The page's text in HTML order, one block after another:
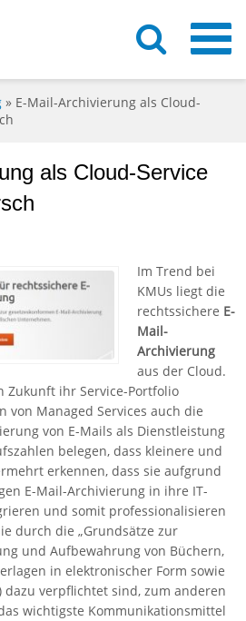
» E-Mail-Archivierung als Cloud-
als Cloud-Service
Im Trend bei
KMUs liegt die
rechtssichere E-
Mail-
Archivierung
aus der Cloud.
Zukunft ihr Service-Portfolio
von Managed Services auch die
von E-Mails als Dienstleistung
belegen, dass kleinere und
erkennen, dass sie aufgrund
E-Mail-Archivierung in ihre IT-
und somit professionalisieren
durch die „Grundsätze zur
und Aufbewahrung von Büchern,
in elektronischer Form sowie
dazu verpflichtet sind, zum anderen
wichtigste Kommunikationsmittel